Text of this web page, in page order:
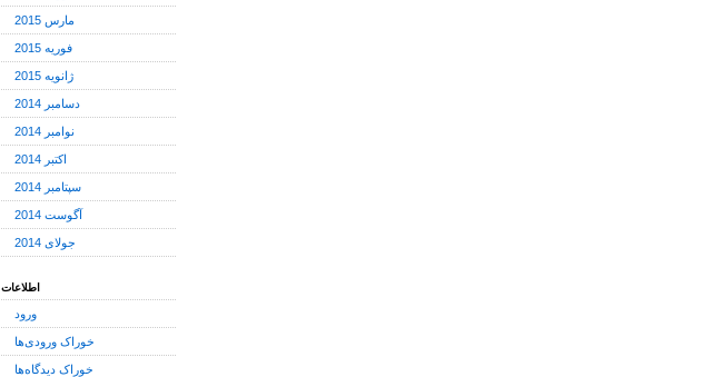
مارس 2015
فوریه 2015
ژانویه 2015
دسامبر 2014
نوامبر 2014
اکتبر 2014
سپتامبر 2014
آگوست 2014
جولای 2014
اطلاعات
ورود
خوراک ورودی‌ها
خوراک دیدگاه‌ها